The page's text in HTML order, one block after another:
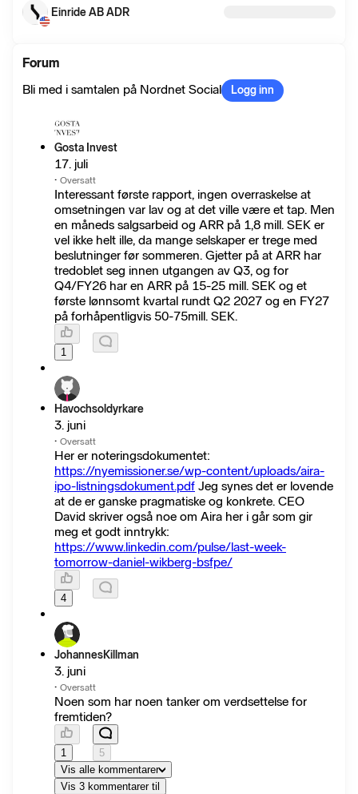
Einride AB ADR
Forum
Bli med i samtalen på Nordnet Social
Logg inn
Gosta Invest
17. juli
· Oversatt
Interessant første rapport, ingen overraskelse at
omsetningen var lav og at det ville være et tap. Men
en måneds salgsarbeid og ARR på 1,8 mill. SEK er
vel ikke helt ille, da mange selskaper er trege med
beslutninger før sommeren. Gjetter på at ARR har
tredoblet seg innen utgangen av Q3, og for
Q4/FY26 har en ARR på 15-25 mill. SEK og et
første lønnsomt kvartal rundt Q2 2027 og en FY27
på forhåpentligvis 50-75mill. SEK.
1
Havochsoldyrkare
3. juni
· Oversatt
Her er noteringsdokumentet:
https://nyemissioner.se/wp-content/uploads/aira-
ipo-listningsdokument.pdf Jeg synes det er lovende
at de er ganske pragmatiske og konkrete. CEO
David skriver også noe om Aira her i går som gir
meg et godt inntrykk:
https://www.linkedin.com/pulse/last-week-
tomorrow-daniel-wikberg-bsfpe/
4
JohannesKillman
3. juni
· Oversatt
Noen som har noen tanker om verdsettelse for
fremtiden?
1
5
Vis alle kommentarer
Vis 3 kommentarer til